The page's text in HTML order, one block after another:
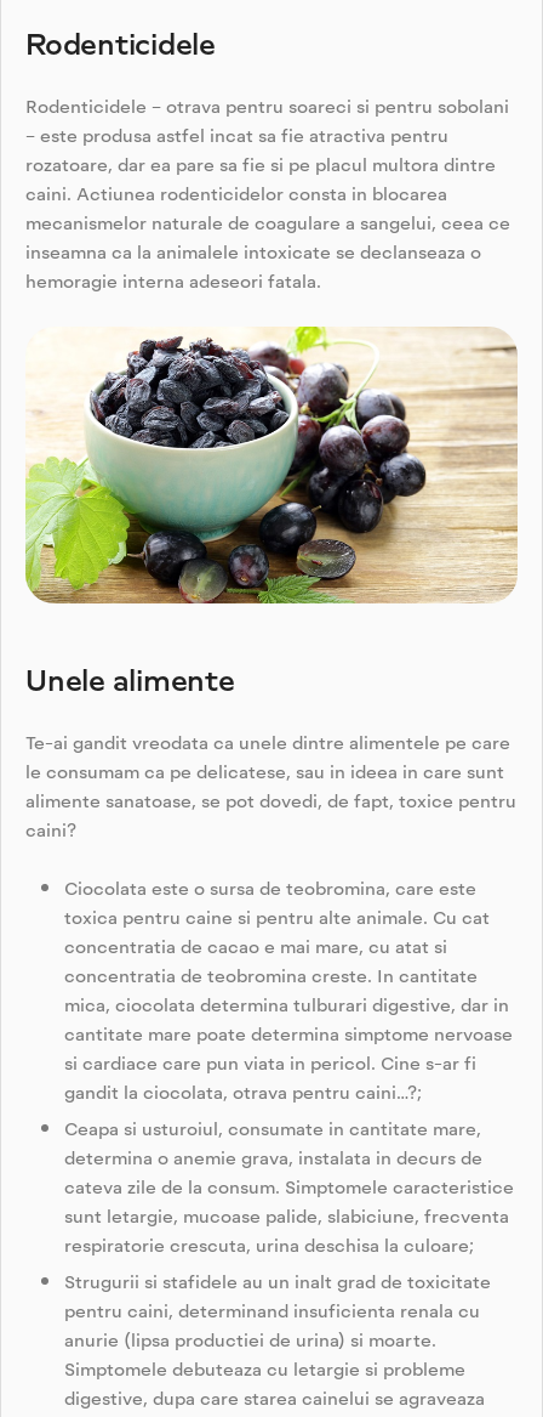
Rodenticidele
Rodenticidele – otrava pentru soareci si pentru sobolani
– este produsa astfel incat sa fie atractiva pentru
rozatoare, dar ea pare sa fie si pe placul multora dintre
caini. Actiunea rodenticidelor consta in blocarea
mecanismelor naturale de coagulare a sangelui, ceea ce
inseamna ca la animalele intoxicate se declanseaza o
hemoragie interna adeseori fatala.
Unele alimente
Te-ai gandit vreodata ca unele dintre alimentele pe care
le consumam ca pe delicatese, sau in ideea in care sunt
alimente sanatoase, se pot dovedi, de fapt, toxice pentru
caini?
Ciocolata este o sursa de teobromina, care este
toxica pentru caine si pentru alte animale. Cu cat
concentratia de cacao e mai mare, cu atat si
concentratia de teobromina creste. In cantitate
mica, ciocolata determina tulburari digestive, dar in
cantitate mare poate determina simptome nervoase
si cardiace care pun viata in pericol. Cine s-ar fi
gandit la ciocolata, otrava pentru caini…?;
Ceapa si usturoiul, consumate in cantitate mare,
determina o anemie grava, instalata in decurs de
cateva zile de la consum. Simptomele caracteristice
sunt letargie, mucoase palide, slabiciune, frecventa
respiratorie crescuta, urina deschisa la culoare;
Strugurii si stafidele au un inalt grad de toxicitate
pentru caini, determinand insuficienta renala cu
anurie (lipsa productiei de urina) si moarte.
Simptomele debuteaza cu letargie si probleme
digestive, dupa care starea cainelui se agraveaza